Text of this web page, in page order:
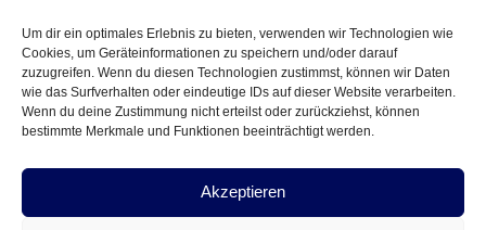
Um dir ein optimales Erlebnis zu bieten, verwenden wir Technologien wie
Cookies, um Geräteinformationen zu speichern und/oder darauf
zuzugreifen. Wenn du diesen Technologien zustimmst, können wir Daten
wie das Surfverhalten oder eindeutige IDs auf dieser Website verarbeiten.
Wenn du deine Zustimmung nicht erteilst oder zurückziehst, können
bestimmte Merkmale und Funktionen beeinträchtigt werden.
Akzeptieren
Permanentes Überdenken der Märkte und Geschäftsmodelle aus
Zielgruppen-Sicht.
Kundennutzen (Customer Experience) als oberste Priorität.
Konsequente Datenerhebung und -analyse mit Hilfe von KI-
gestützten Cloud-Lösungen.
des Geschäftsfeldes.
Strategisches Portfolio- und Datenmanagement (Akquisen und